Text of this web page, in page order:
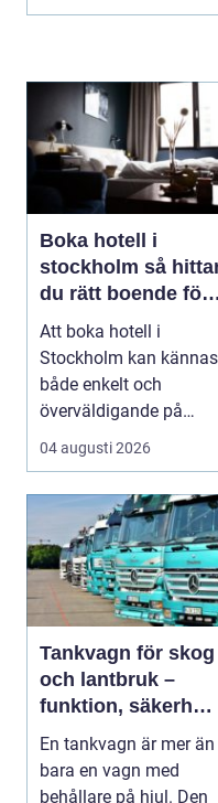
Boka hotell i
stockholm så hittar
du rätt boende för
din vistelse
Att boka hotell i
Stockholm kan kännas
både enkelt och
överväldigande på
samma gång. Utbudet
är stor...
04 augusti 2026
Tankvagn för skog
och lantbruk –
funktion, säkerhet
och smarta val
En tankvagn är mer än
bara en vagn med
behållare på hjul. Den